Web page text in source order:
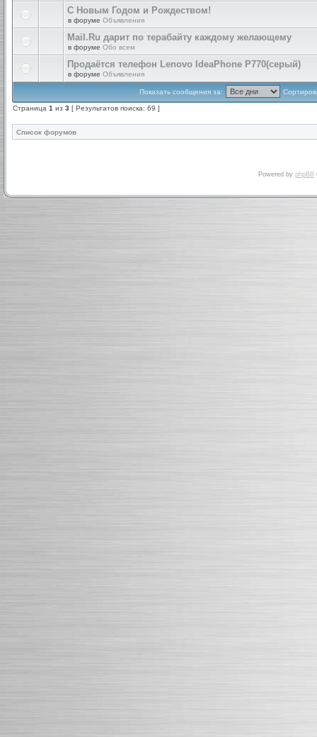
С Новым Годом и Рождеством!
в форуме Объявления
Mail.Ru дарит по терабайту каждому желающему
в форуме Обо всем
Продаётся телефон Lenovo IdeaPhone P770(серый)
в форуме Объявления
Показать сообщения за:
Страница 1 из 3 [ Результатов поиска: 69 ]
Список форумов
Powered by phpBB